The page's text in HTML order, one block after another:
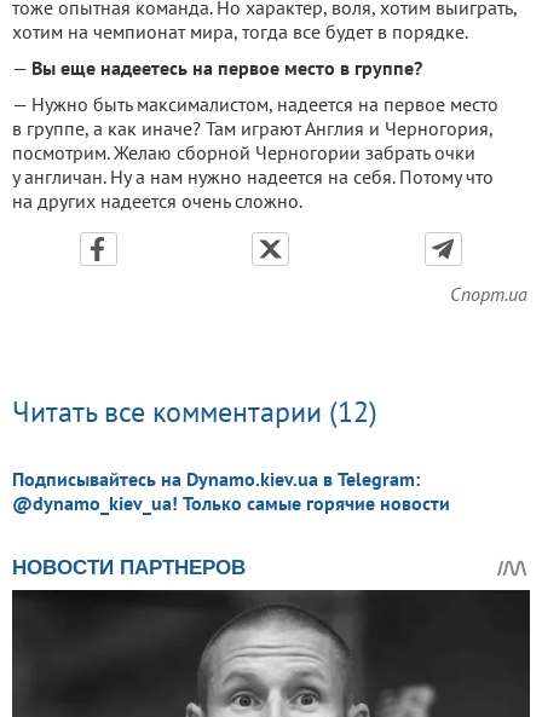
тоже опытная команда. Но характер, воля, хотим выиграть,
хотим на чемпионат мира, тогда все будет в порядке.
— Вы еще надеетесь на первое место в группе?
— Нужно быть максималистом, надеется на первое место
в группе, а как иначе? Там играют Англия и Черногория,
посмотрим. Желаю сборной Черногории забрать очки
у англичан. Ну а нам нужно надеется на себя. Потому что
на других надеется очень сложно.
Спорт.ua
Читать все комментарии (12)
Подписывайтесь на Dynamo.kiev.ua в Telegram:
@dynamo_kiev_ua! Только самые горячие новости